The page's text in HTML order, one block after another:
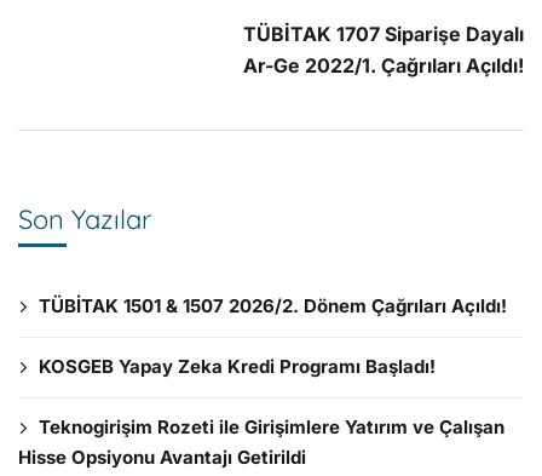
TÜBİTAK 1707 Siparişe Dayalı
Ar-Ge 2022/1. Çağrıları Açıldı!
Son Yazılar
TÜBİTAK 1501 & 1507 2026/2. Dönem Çağrıları Açıldı!
KOSGEB Yapay Zeka Kredi Programı Başladı!
Teknogirişim Rozeti ile Girişimlere Yatırım ve Çalışan
Hisse Opsiyonu Avantajı Getirildi